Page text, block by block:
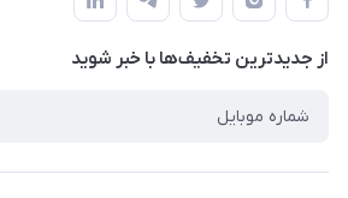
لیست محصولات
درباره ما
حریم خصوصی
راهنما
از جدید‌ترین تخفیف‌ها با‌ خبر شوید